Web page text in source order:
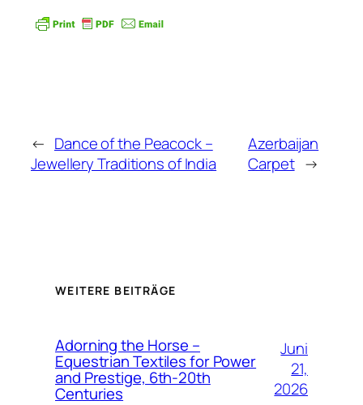
← Dance of the Peacock –
Jewellery Traditions of India
Azerbaijan
Carpet →
WEITERE BEITRÄGE
Adorning the Horse –
Equestrian Textiles for Power
and Prestige, 6th-20th
Centuries
Juni
21,
2026